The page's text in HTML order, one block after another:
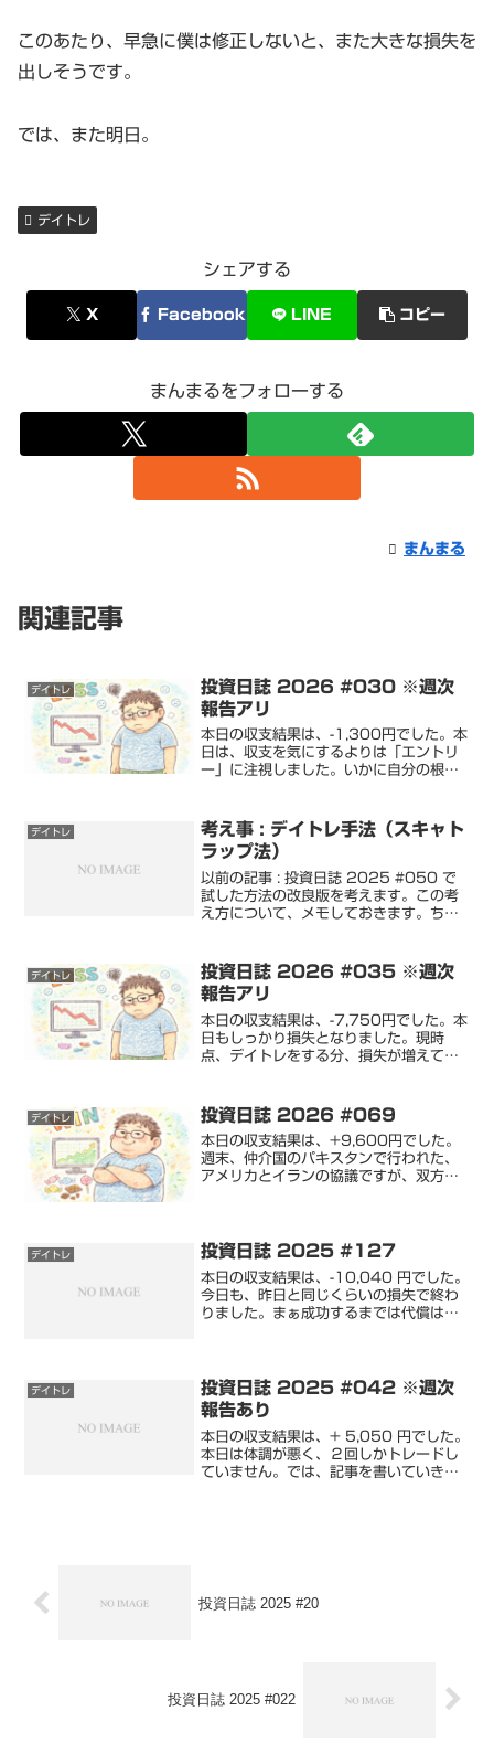
このあたり、早急に僕は修正しないと、また大きな損失を
出しそうです。
では、また明日。
デイトレ
シェアする
X Facebook LINE コピー
まんまるをフォローする
まんまる
関連記事
デイトレ
投資日誌 2026 #030 ※週次
報告アリ
本日の収支結果は、-1,300円でした。本
日は、収支を気にするよりは「エントリ
ー」に注視しました。いかに自分の根拠
後、含み益になることなく損切りとなる
時点、逆張りだと思わ...
デイトレ
考え事 : デイトレ手法（スキャト
ラップ法）
以前の記事 : 投資日誌 2025 #050 で
試した方法の改良版を考えます。この考
え方について、メモしておきます。ちな
ーし、利確ポイント、損切りポイントの
どちらかに引...
デイトレ
投資日誌 2026 #035 ※週次
報告アリ
本日の収支結果は、-7,750円でした。本
日もしっかり損失となりました。現時
点、デイトレをする分、損失が増えてい
が増えたと思います。では、記...
デイトレ 投資日誌 2026 #069
本日の収支結果は、+9,600円でした。
週末、仲介国のパキスタンで行われた、
アメリカとイランの協議ですが、双方の
今日の株式市場は下げ...
デイトレ 投資日誌 2025 #127
本日の収支結果は、-10,040 円でした。
今日も、昨日と同じくらいの損失で終わ
りました。まぁ成功するまでは代償はつ
デイトレ
投資日誌 2025 #042 ※週次
報告あり
本日の収支結果は、+ 5,050 円でした。
本日は体調が悪く、２回しかトレードし
ていません。では、記事を書いていきま
投資日誌 2025 #20
投資日誌 2025 #022